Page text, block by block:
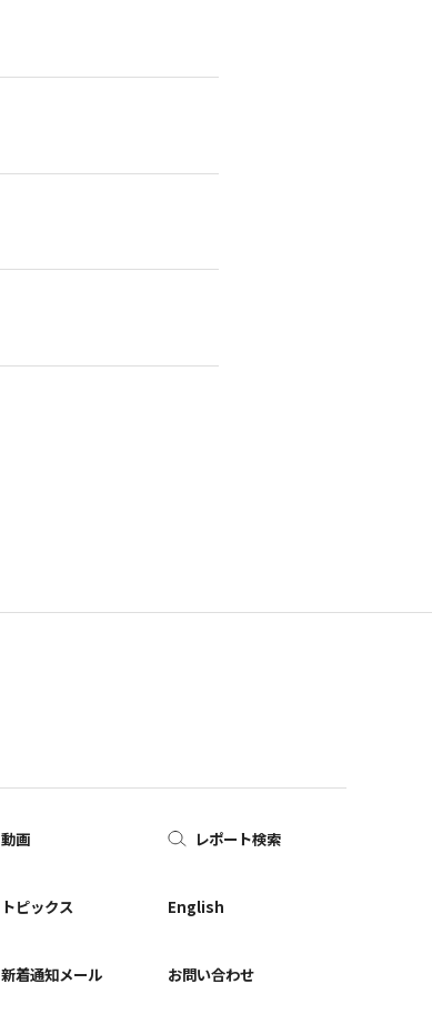
動画
トピックス
新着通知メール
レポート検索
English
お問い合わせ